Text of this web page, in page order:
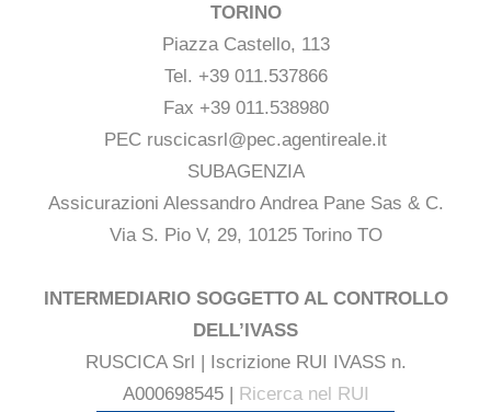
TORINO
Piazza Castello, 113
Tel. +39 011.537866
Fax +39 011.538980
PEC ruscicasrl@pec.agentireale.it
SUBAGENZIA
Assicurazioni Alessandro Andrea Pane Sas & C.
Via S. Pio V, 29, 10125 Torino TO
INTERMEDIARIO SOGGETTO AL CONTROLLO
DELL’IVASS
RUSCICA Srl | Iscrizione RUI IVASS n.
A000698545 | Ricerca nel RUI